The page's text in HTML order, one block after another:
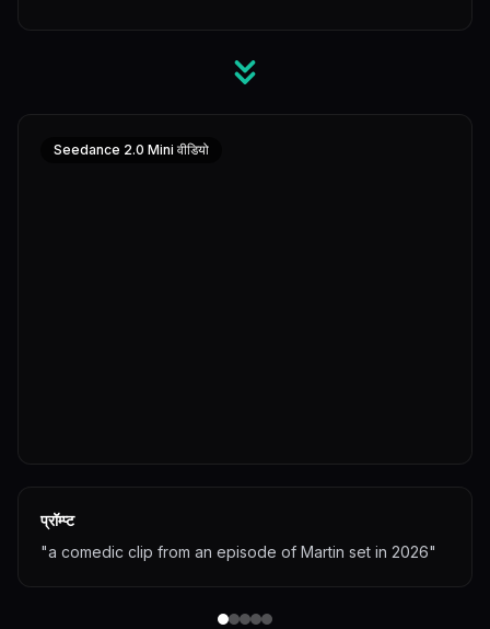
Seedance 2.0 Mini वीडियो
प्रॉम्प्ट
"a comedic clip from an episode of Martin set in 2026"